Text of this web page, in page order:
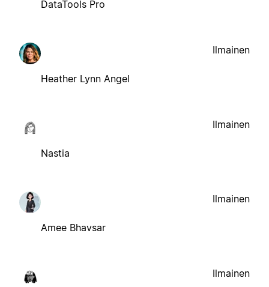
DataTools Pro
Heather Lynn Angel
Ilmainen
Nastia
Ilmainen
Amee Bhavsar
Ilmainen
Ilmainen